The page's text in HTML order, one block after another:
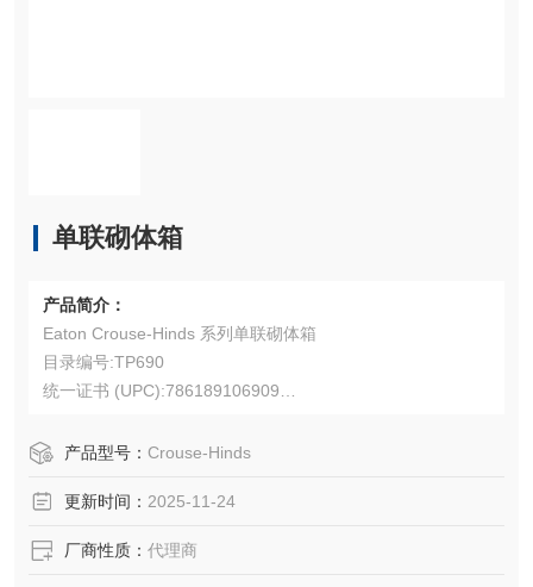
单联砌体箱
产品简介：
Eaton Crouse-Hinds 系列单联砌体箱
目录编号:TP690
统一证书 (UPC):786189106909
产品高度:3.75 英寸
产品重量:0.84 磅
产品型号： Crouse-Hinds
更新时间： 2025-11-24
厂商性质： 代理商